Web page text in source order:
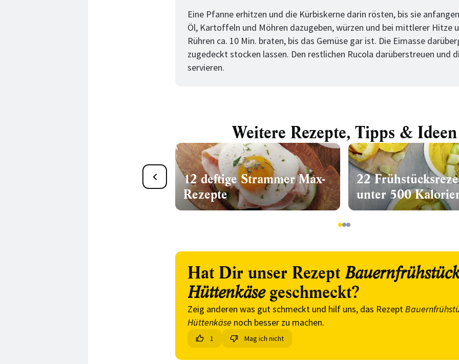
Eine Pfanne erhitzen und die Kürbiskerne darin rösten, bis sie
Öl, Kartoffeln und Möhren dazugeben, würzen und bei mittlerer Hitze
Rühren ca. 10 Min. braten, bis das Gemüse gar ist. Die Eimasse
zugedeckt stocken lassen. Den restlichen Rucola darüberstreuen und
servieren.
Weitere Rezepte, Tipps & Ideen
12 deftige Strammer Max-
Rezepte
22
unter 500
123
Hat Dir unser Rezept
Hüttenkäse geschmeckt?
Zeig anderen was gut schmeckt und hilf uns, das Rezept
Hüttenkäse noch besser zu machen.
1 Mag ich nicht